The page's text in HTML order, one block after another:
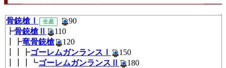
骨銃槍Ⅰ 生産
90
┣骨銃槍Ⅱ
110
┃┣竜骨銃槍
120
┃┃┣ゴーレムガンランスⅠ
150
┃┃┃┗ゴーレムガンランスⅡ
180